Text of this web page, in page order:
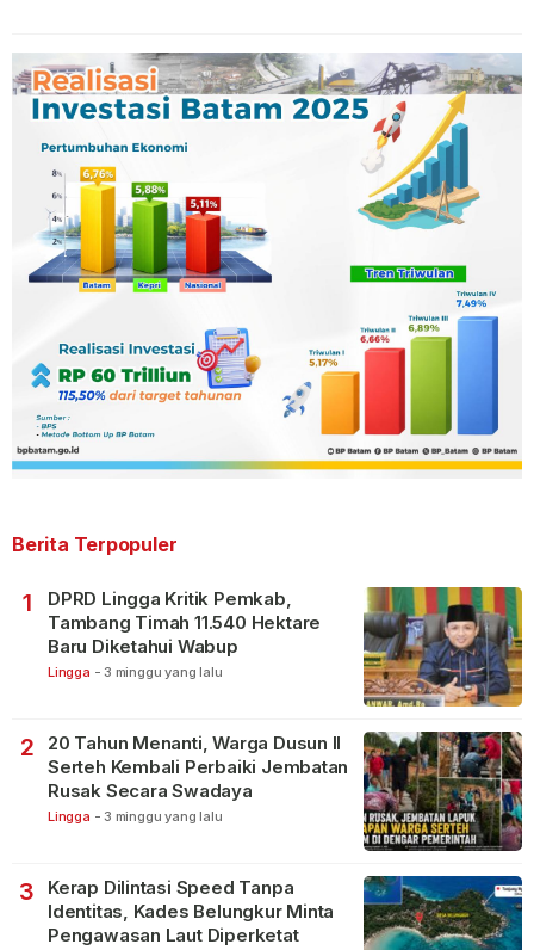
Berita Terpopuler
1
DPRD Lingga Kritik Pemkab,
Tambang Timah 11.540 Hektare
Baru Diketahui Wabup
Lingga - 3 minggu yang lalu
2
20 Tahun Menanti, Warga Dusun II
Serteh Kembali Perbaiki Jembatan
Rusak Secara Swadaya
Lingga - 3 minggu yang lalu
3
Kerap Dilintasi Speed Tanpa
Identitas, Kades Belungkur Minta
Pengawasan Laut Diperketat